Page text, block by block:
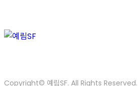
Copyright© 예림SF. All Rights Reserved.